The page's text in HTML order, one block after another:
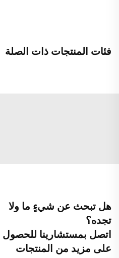
فئات المنتجات ذات الصلة
هل تبحث عن شيءٍ ما ولا
تجده؟
اتصل بمستشارينا للحصول
على مزيد من المنتجات